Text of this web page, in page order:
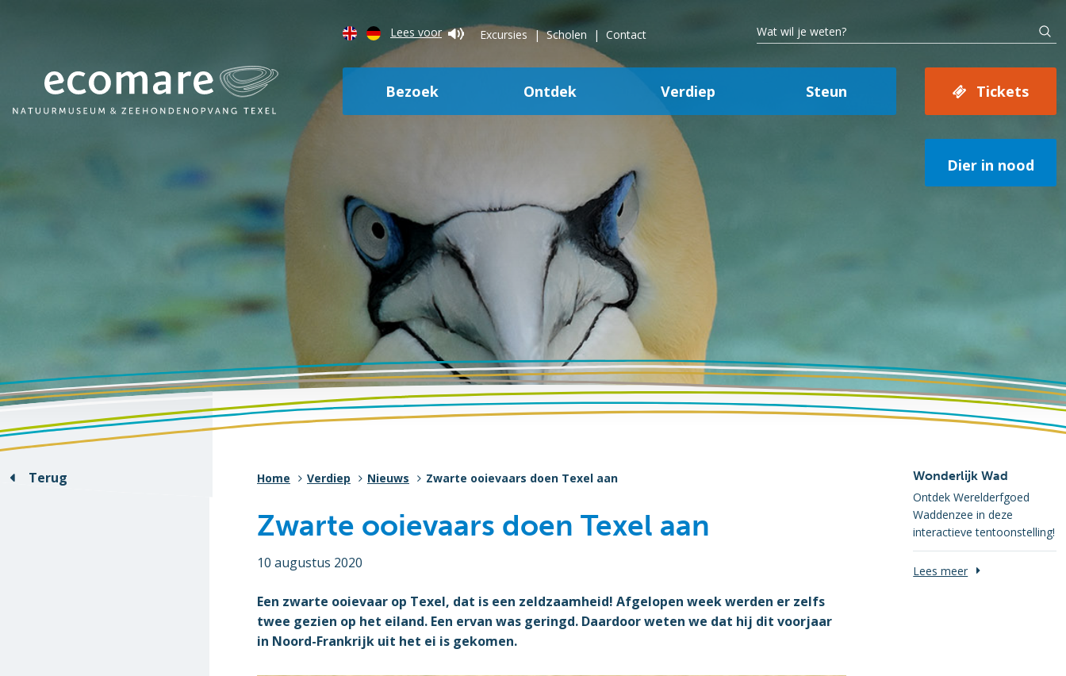
Lees voor Excursies Scholen Contact
Bezoek Ontdek Verdiep Steun Tickets
Dier in nood
Terug Home Verdiep Nieuws Zwarte ooievaars doen Texel aan
Zwarte ooievaars doen Texel aan
10 augustus 2020
Een zwarte ooievaar op Texel, dat is een zeldzaamheid! Afgelopen week werden er zelfs
twee gezien op het eiland. Een ervan was geringd. Daardoor weten we dat hij dit voorjaar
in Noord-Frankrijk uit het ei is gekomen.
Wonderlijk Wad
Ontdek Werelderfgoed
Waddenzee in deze
interactieve tentoonstelling!
Lees meer